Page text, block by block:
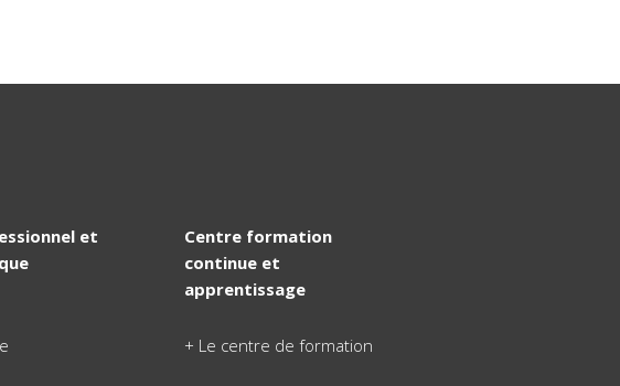
et
Centre formation
continue et
apprentissage
+ Le centre de formation